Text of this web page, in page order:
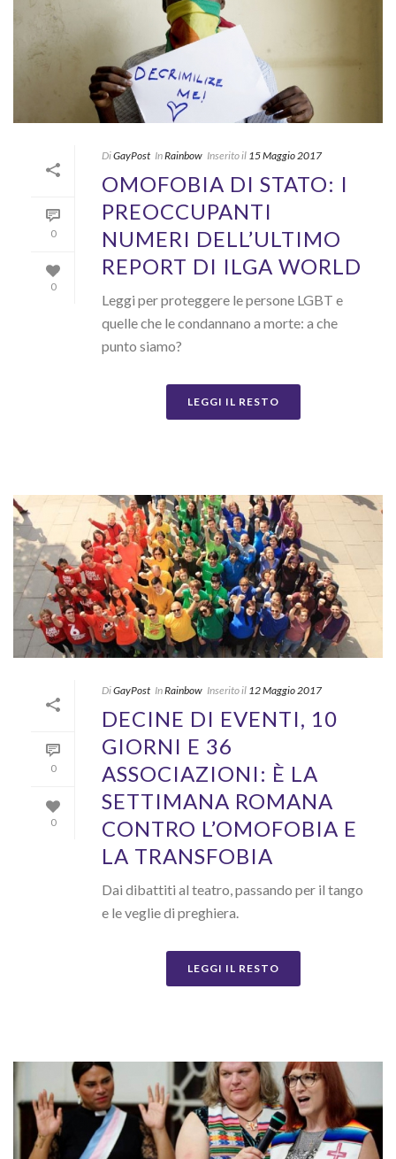
0
0
DiGayPost InRainbow Inserito il 15 Maggio 2017
OMOFOBIA DI STATO: I
PREOCCUPANTI
NUMERI DELL’ULTIMO
REPORT DI ILGA WORLD
Leggi per proteggere le persone LGBT e
quelle che le condannano a morte: a che
punto siamo?
LEGGI IL RESTO
0
0
DiGayPost InRainbow Inserito il 12 Maggio 2017
DECINE DI EVENTI, 10
GIORNI E 36
ASSOCIAZIONI: È LA
SETTIMANA ROMANA
CONTRO L’OMOFOBIA E
LA TRANSFOBIA
Dai dibattiti al teatro, passando per il tango
e le veglie di preghiera.
LEGGI IL RESTO